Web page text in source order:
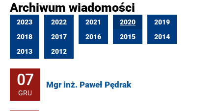
Archiwum wiadomości
2023 2022 2021 2020
2019
2018
2017 2016 2015
2014
2013
2012
07
GRU
Mgr inż. Paweł Pędrak